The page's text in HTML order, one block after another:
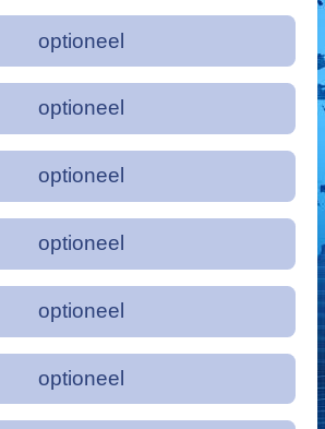
optioneel
optioneel
optioneel
optioneel
optioneel
optioneel